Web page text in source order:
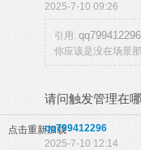
2025-7-10 09:26
引用:
你应该是没在场景
请问触发管理在
点击重新加载qq799412296
2025-7-10 12:14